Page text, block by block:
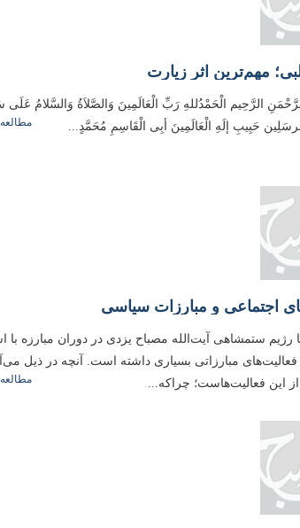
مهم‌ترین اثر زیارت
الرَّحِيم الْحَمْدُللهِ رَبِّ الْعَالَمِینَ وَالصَّلاَةُ وَالسَّلامُ عَلَی
حَبِیبِ إلَهِ الْعَالَمِینَ أبِی الْقَاسِمِ مُحَمَّدٍ...
اجتماعى و مبارزات سیاسى
رژیم ستمشاهی آیت‌الله مصباح یزدى در دوران مبارزه با
مبارزاتى بسیارى داشته است. آنچه در ذیل
از این فعالیت‌هاست؛ چراكه...